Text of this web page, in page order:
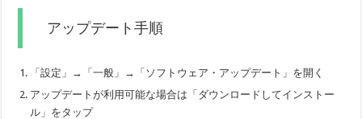
アップデート手順
「設定」→「一般」→「ソフトウェア・アップデート」を開く
アップデートが利用可能な場合は「ダウンロードしてインストー
ル」をタップ